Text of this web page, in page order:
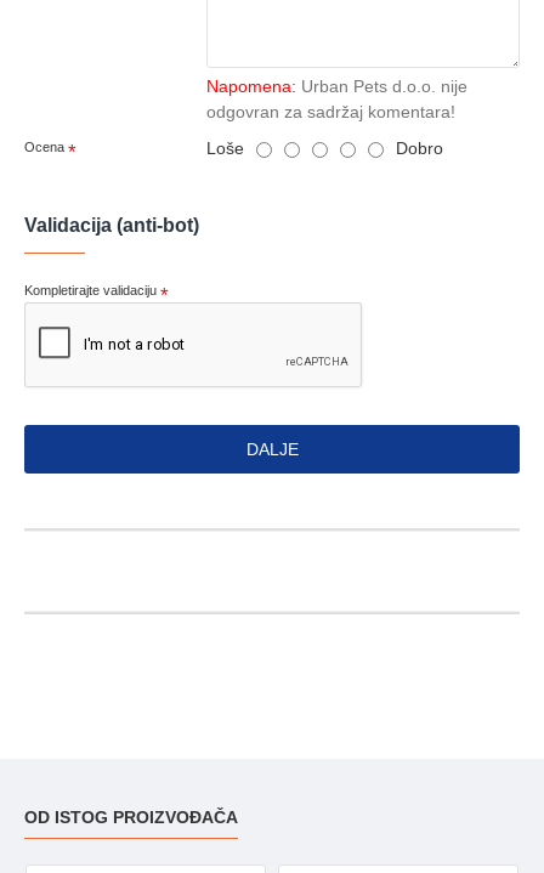
Napomena: Urban Pets d.o.o. nije
odgovran za sadržaj komentara!
Ocena Loše Dobro
Validacija (anti-bot)
Kompletirajte validaciju
DALJE
OD ISTOG PROIZVOĐAČA